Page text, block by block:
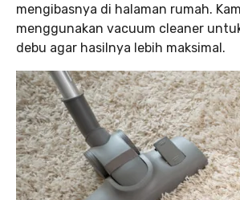
mengibasnya di halaman rumah.
menggunakan vacuum cleaner
debu agar hasilnya lebih maksimal.